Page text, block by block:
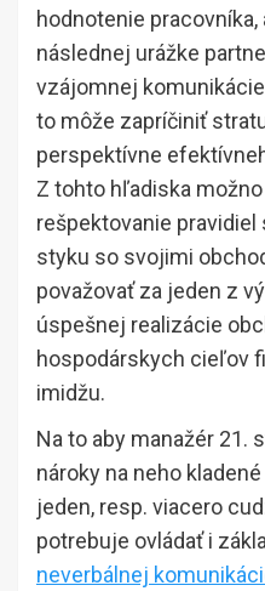
hodnotenie
následnej urážke
vzájomnej
to môže zapríčiniť
perspektívne
Z tohto hľadiska
rešpektovanie
styku so svojimi
považovať za jeden z
úspešnej realizácie
hospodárskych cieľov
imidžu.
Na to aby manažér 21.
nároky na neho
jeden, resp. viacero
potrebuje ovládať i
neverbálnej